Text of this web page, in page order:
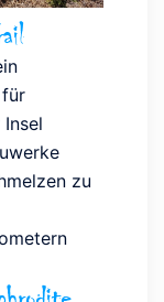
zu